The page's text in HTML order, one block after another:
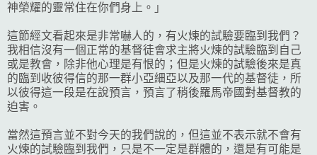
神榮耀的靈常住在你們身上。｣
這節經文看起來是非常嚇人的，有火煉的試驗要臨到我們？
我相信沒有一個正常的基督徒會求主將火煉的試驗臨到自己
或是教會，除非他心理是有恨的；但是火煉的試驗後來是真
的臨到收彼得信的那一群小亞細亞以及那一代的基督徒，所
以彼得這一段是在說預言，預言了稍後羅馬帝國對基督教的
迫害。
當然這預言並不對今天的我們說的，但這並不表示就不會有
火煉的試驗臨到我們，只是不一定是群體的，還是有可能是